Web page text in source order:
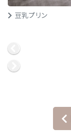
豆乳プリン